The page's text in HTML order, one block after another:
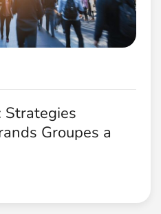
Strategies
Groupes a